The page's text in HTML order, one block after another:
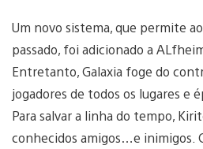
Um novo sistema, que permite
passado, foi adicionado a
Entretanto, Galaxia foge do
jogadores de todos os lugares e
Para salvar a linha do tempo,
conhecidos amigos…e inimigos.